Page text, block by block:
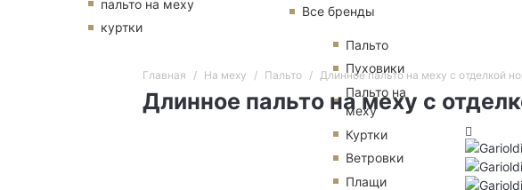
Все бренды
Пальто
Пуховики
Пальто на
меху
Куртки
Ветровки
Плащи
пальто на меху
куртки
Главная На меху Пальто Длинное пальто на меху с отделкой
Длинное пальто на меху с